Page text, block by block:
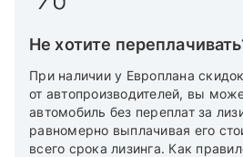
Не хотите
При наличии у Европлана скидок
от автопроизводителей, вы
автомобиль без переплат за
равномерно выплачивая его
всего срока лизинга. Как